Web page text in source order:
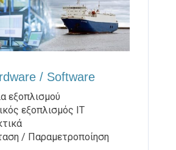
/ Software
εξοπλισμού
εξοπλισμός IT
/ Παραμετροποίηση